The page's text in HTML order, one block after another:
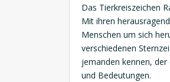
Das Tierkreiszeichen
Mit ihren
Menschen um sich
verschiedenen
jemanden kennen,
und Bedeutungen.